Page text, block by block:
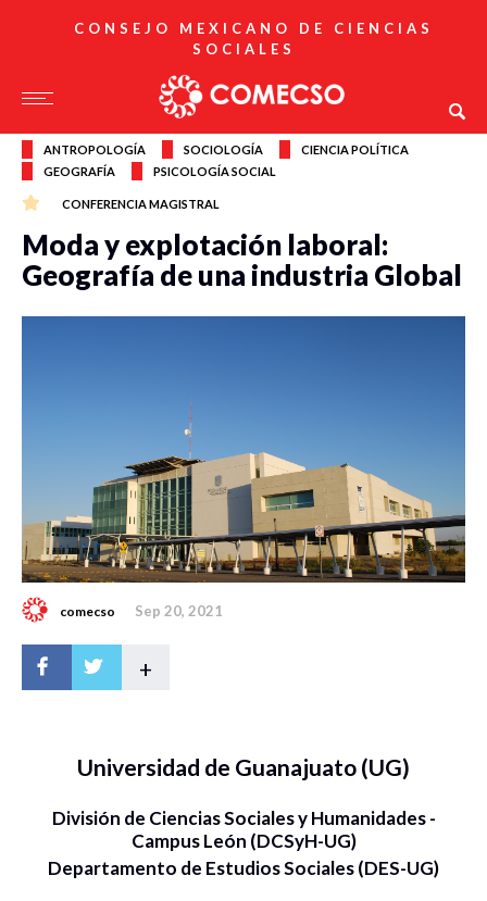
CONSEJO MEXICANO DE CIENCIAS
SOCIALES
ANTROPOLOGÍA SOCIOLOGÍA
CIENCIA POLÍTICA
GEOGRAFÍA
PSICOLOGÍA SOCIAL
CONFERENCIA MAGISTRAL
Moda y explotación laboral:
Geografía de una industria Global
comecso Sep 20, 2021
+
Universidad de Guanajuato (UG)
División de Ciencias Sociales y Humanidades -
Campus León (DCSyH-UG)
Departamento de Estudios Sociales (DES-UG)